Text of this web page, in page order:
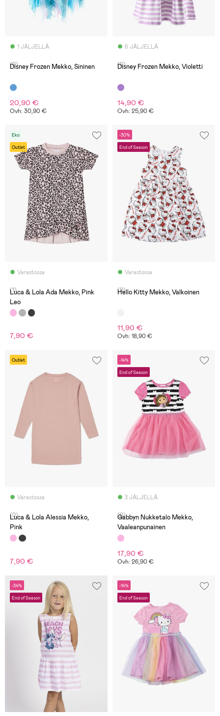
1 JÄLJELLÄ
(0)
Disney Frozen Mekko, Sininen
20,90 €
Ovh: 30,90 €
6 JÄLJELLÄ
(0)
Disney Frozen Mekko, Violetti
14,90 €
Ovh: 25,90 €
Eko
Outlet
Varastossa
(1)
Luca & Lola Ada Mekko, Pink
Leo
7,90 €
-30%
End of Season
Varastossa
(0)
Hello Kitty Mekko, Valkoinen
11,90 €
Ovh: 18,90 €
Outlet
Varastossa
(0)
Luca & Lola Alessia Mekko,
Pink
7,90 €
-14%
End of Season
3 JÄLJELLÄ
(0)
Gabbyn Nukketalo Mekko,
Vaaleanpunainen
17,90 €
Ovh: 26,90 €
-34%
End of Season
-14%
End of Season